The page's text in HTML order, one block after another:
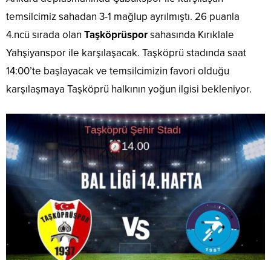
temsilcimiz sahadan 3-1 mağlup ayrılmıştı. 26 puanla
4.ncü sırada olan Taşköprüsporsahasında Kırıklale
Yahşiyanspor ile karşılaşacak. Taşköprü stadında saat
14:00’te başlayacak ve temsilcimizin favori olduğu
karşılaşmaya Taşköprü halkının yoğun ilgisi bekleniyor.